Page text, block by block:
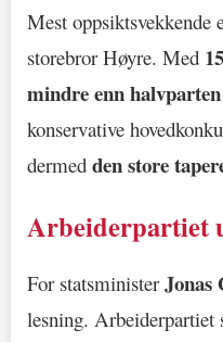
Mest oppsiktsvekkende
storebror Høyre. Med
mindre enn
konservative
dermed den store
Arbeiderpartiet
For statsministerJonas
lesning. Arbeiderpartiet